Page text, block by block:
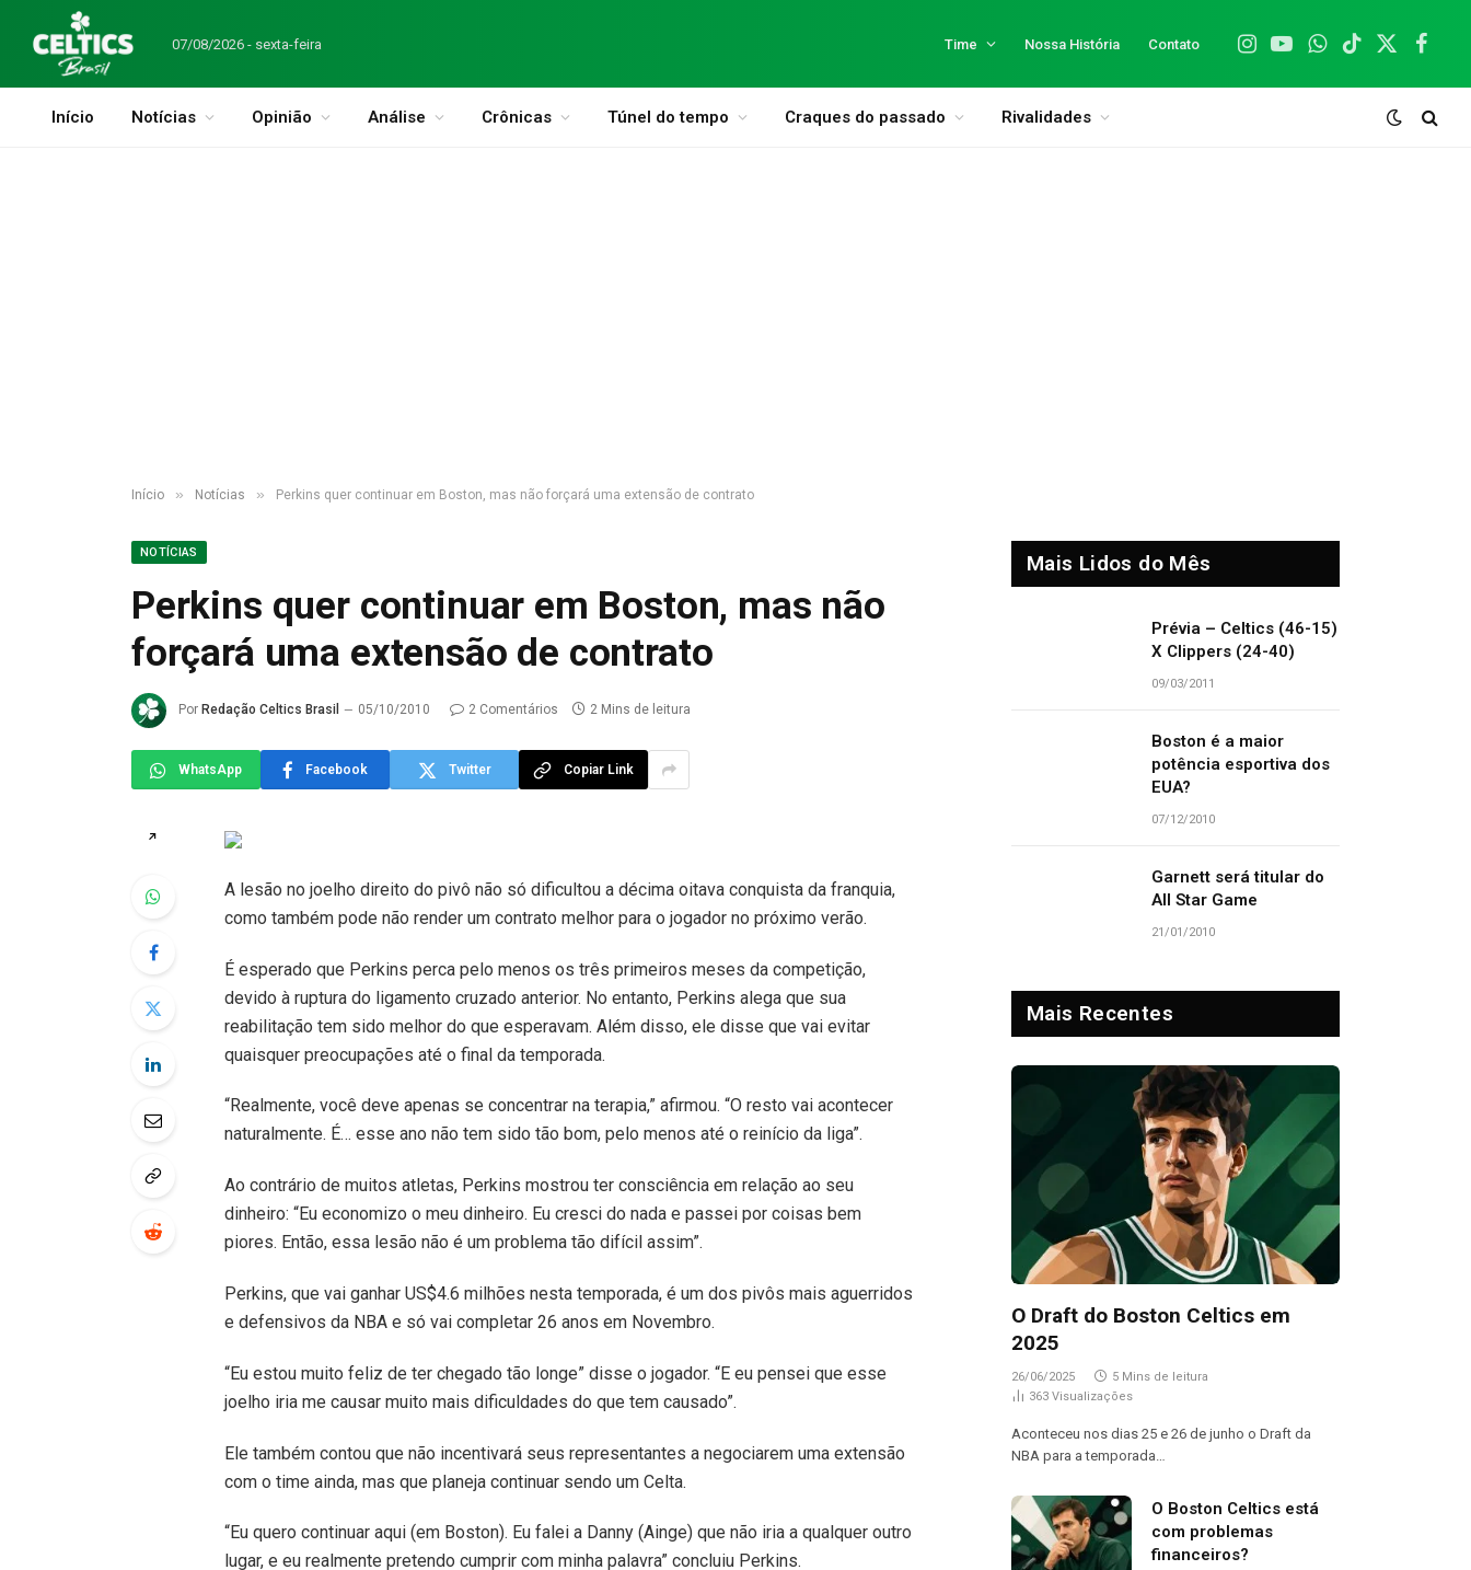
07/08/2026 - sexta-feira Time Nossa História Contato
Instagram
YouTubeWhatsApp
TikTok
X
Início Notícias Opinião Análise Crônicas Túnel do tempo Craques do passado Rivalidades
Início » Notícias » Perkins quer continuar em Boston, mas não forçará uma extensão de contrato
NOTÍCIAS
Perkins quer continuar em Boston, mas não
forçará uma extensão de contrato
Por Redação Celtics Brasil 05/10/2010 2 Comentários 2 Mins de leitura
WhatsApp Facebook Twitter Copiar Link
↗
A lesão no joelho direito do pivô não só dificultou a décima oitava conquista da franquia,
como também pode não render um contrato melhor para o jogador no próximo verão.
É esperado que Perkins perca pelo menos os três primeiros meses da competição,
devido à ruptura do ligamento cruzado anterior. No entanto, Perkins alega que sua
reabilitação tem sido melhor do que esperavam. Além disso, ele disse que vai evitar
quaisquer preocupações até o final da temporada.
“Realmente, você deve apenas se concentrar na terapia,” afirmou. “O resto vai acontecer
naturalmente. É… esse ano não tem sido tão bom, pelo menos até o reinício da liga”.
Ao contrário de muitos atletas, Perkins mostrou ter consciência em relação ao seu
dinheiro: “Eu economizo o meu dinheiro. Eu cresci do nada e passei por coisas bem
piores. Então, essa lesão não é um problema tão difícil assim”.
Perkins, que vai ganhar US$4.6 milhões nesta temporada, é um dos pivôs mais aguerridos
e defensivos da NBA e só vai completar 26 anos em Novembro.
“Eu estou muito feliz de ter chegado tão longe” disse o jogador. “E eu pensei que esse
joelho iria me causar muito mais dificuldades do que tem causado”.
Ele também contou que não incentivará seus representantes a negociarem uma extensão
com o time ainda, mas que planeja continuar sendo um Celta.
“Eu quero continuar aqui (em Boston). Eu falei a Danny (Ainge) que não iria a qualquer outro
lugar, e eu realmente pretendo cumprir com minha palavra” concluiu Perkins.
Mais Lidos do Mês
Prévia – Celtics (46-15)
X Clippers (24-40)
09/03/2011
Boston é a maior
potência esportiva dos
EUA?
07/12/2010
Garnett será titular do
All Star Game
21/01/2010
Mais Recentes
O Draft do Boston Celtics em
2025
26/06/2025
5 Mins de leitura
363 Visualizações
Aconteceu nos dias 25 e 26 de junho o Draft da
NBA para a temporada…
O Boston Celtics está
com problemas
financeiros?